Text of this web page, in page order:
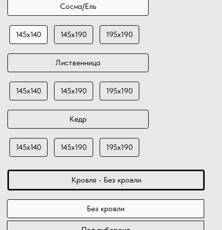
Сосна/Ель
145х140 145х190 195х190
Лиственница
145х140 145х190 195х190
Кедр
145х140 145х190 195х190
Кровля - Без кровли
Без кровли